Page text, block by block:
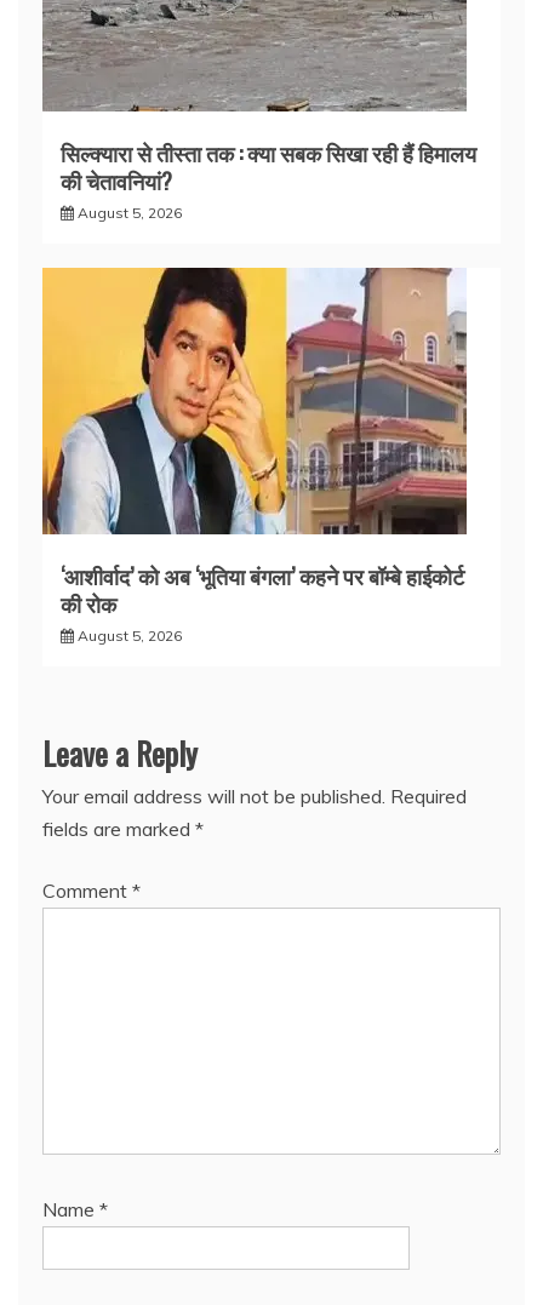
सिल्क्यारा से तीस्ता तक : क्या सबक सिखा रही हैं हिमालय
की चेतावनियां?
August 5, 2026
‘आशीर्वाद’ को अब ‘भूतिया बंगला’ कहने पर बॉम्बे हाईकोर्ट
की रोक
August 5, 2026
Leave a Reply
Your email address will not be published. Required
fields are marked *
Comment *
Name *